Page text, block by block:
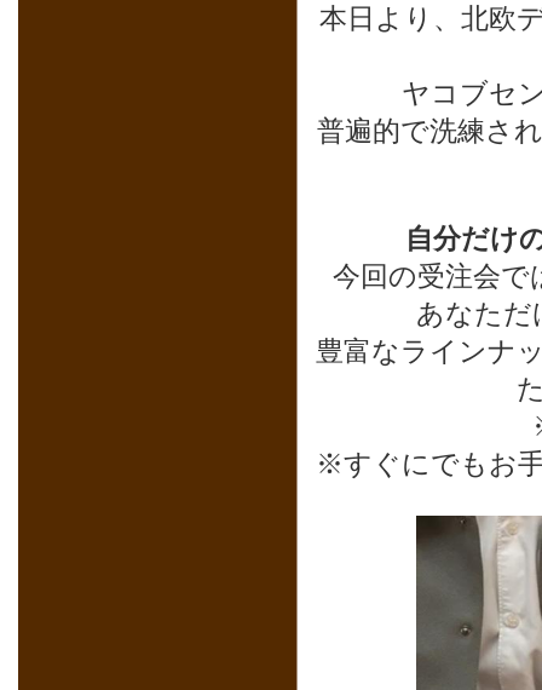
本日より、北欧
ヤコブセ
普遍的で洗練さ
自分だけ
今回の受注会
あなただ
豊富なラインナ
※すぐにでもお